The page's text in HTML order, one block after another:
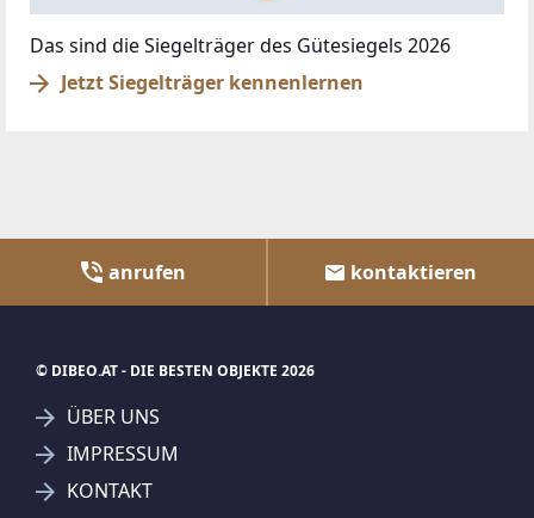
Das sind die Siegelträger des Gütesiegels 2026
Jetzt Siegelträger kennenlernen
anrufen kontaktieren
© DIBEO.AT - DIE BESTEN OBJEKTE 2026
ÜBER UNS
IMPRESSUM
KONTAKT